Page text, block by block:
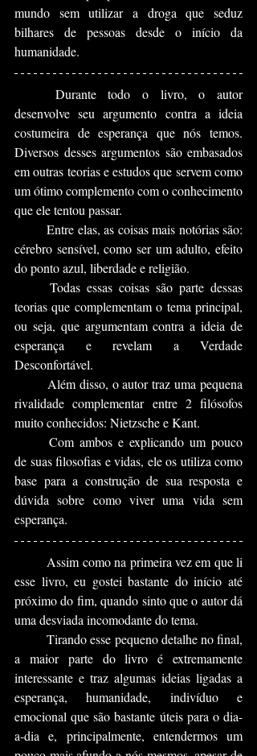
mundo sem utilizar a droga que seduz
bilhares de pessoas desde o início da
humanidade.
desenvolve seu argumento contra a ideia
costumeira de esperança que nós temos.
Diversos desses argumentos são embasados
em outras teorias e estudos que servem como
um ótimo complemento com o conhecimento
que ele tentou passar.
	Entre elas, as coisas mais notórias são:
cérebro sensível, como ser um adulto, efeito
do ponto azul, liberdade e religião.
teorias que complementam o tema principal,
ou seja, que argumentam contra a ideia de
esperança e revelam a Verdade
Desconfortável.
rivalidade complementar entre 2 filósofos
muito conhecidos: Nietzsche e Kant.
de suas filosofias e vidas, ele os utiliza como
base para a construção de sua resposta e
dúvida sobre como viver uma vida sem
esperança.
esse livro, eu gostei bastante do início até
próximo do fim, quando sinto que o autor dá
uma desviada incomodante do tema.
	Tirando esse pequeno detalhe no final,
a maior parte do livro é extremamente
interessante e traz algumas ideias ligadas a
esperança, humanidade, indivíduo e
emocional que são bastante úteis para o dia-
a-dia e, principalmente, entendermos um